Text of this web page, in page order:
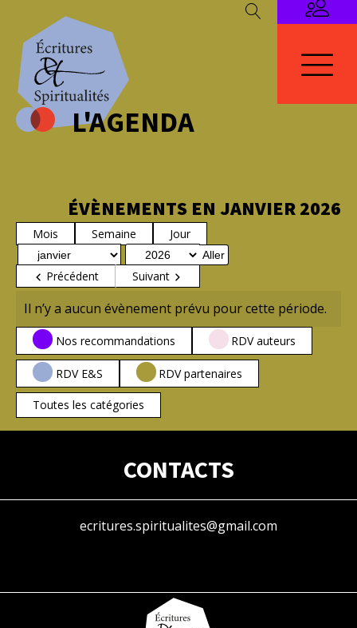
L'AGENDA
ÉVÈNEMENTS EN JANVIER 2026
Mois Semaine Jour
Mois
Année
Précédent Suivant
Il n’y a aucun évènement prévu pour cette période.
CATÉGORIESNos recommandations RDV auteurs
RDV E&S RDV partenaires
Toutes les catégories
CONTACTS
ecritures.spiritualites@gmail.com